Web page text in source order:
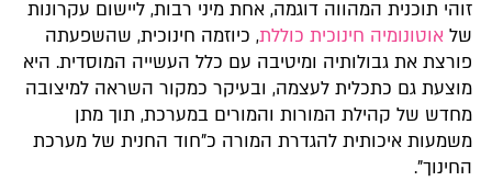
זוהי תוכנית המהווה דוגמה, אחת מיני רבות, ליישום עקרונות
של אוטונומיה חינוכית כוללת, כיוזמה חינוכית, שהשפעתה
פורצת את גבולותיה ומיטיבה עם כלל העשייה המוסדית. היא
מוצעת גם כתכלית לעצמה, ובעיקר כמקור השראה למיצובה
מחדש של קהילת המורות והמורים במערכת, תוך מתן
משמעות איכותית להגדרת המורה כ"חוד החנית של מערכת
החינוך".